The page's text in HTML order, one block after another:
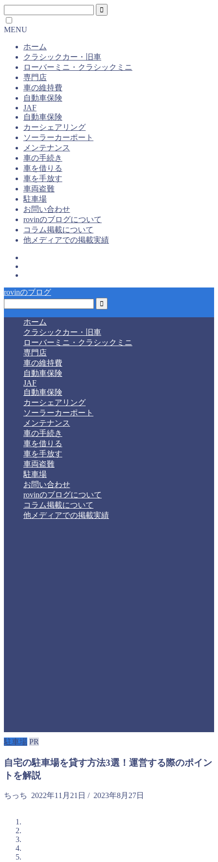
MENU
ホーム
クラシックカー・旧車
ローバーミニ・クラシックミニ
専門店
車の維持費
自動車保険
JAF
自動車保険
カーシェアリング
ソーラーカーポート
メンテナンス
車の手続き
車を借りる
車を手放す
車両盗難
駐車場
お問い合わせ
rovinのブログについて
コラム掲載について
他メディアでの掲載実績
rovinのブログ
ホーム
クラシックカー・旧車
ローバーミニ・クラシックミニ
専門店
車の維持費
自動車保険
JAF
自動車保険
カーシェアリング
ソーラーカーポート
メンテナンス
車の手続き
車を借りる
車を手放す
車両盗難
駐車場
お問い合わせ
rovinのブログについて
コラム掲載について
他メディアでの掲載実績
駐車場 PR
自宅の駐車場を貸す方法3選！運営する際のポイン
トを解説
ちっち 2022年11月21日 / 2023年8月27日